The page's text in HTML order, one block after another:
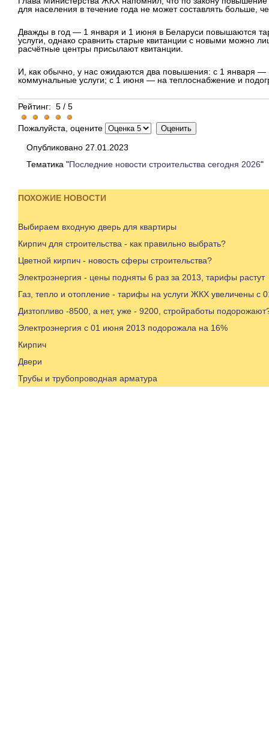
для населения в течение года не может составлять больше,
Дважды в год — 1 января и 1 июня в Беларуси повышаются
услуги, однако сравнить старые квитанции с новыми можно
расчётные центры присылают квитанции.
И, как обычно, у нас ожидаются два повышения: с 1 января
коммунальные услуги; с 1 июня — на теплоснабжение и
Рейтинг: 5 / 5
Пожалуйста, оцените
Опубликовано 27.01.2023
Тематика "Последние новости строительства сегодня 2026"
ПОХОЖИЕ НОВОСТИ
Выбираем входную дверь для квартиры
Кирпич для строительства - как правильно выбрать?
Цветной кирпич - новость сферы строительства?
Электроэнергия - цены подняты 6 раз за 2013, тарифы растут
Газ, тепло и отопление - тарифы на услуги ЖКХ увеличены с
Дизтопливо -8500, а нет, уже - 9200, стройработы
Электроэнергия с 01 июня 2013 подорожала на 16%
Кирпич
Двери
Трубы и трубопроводная арматура